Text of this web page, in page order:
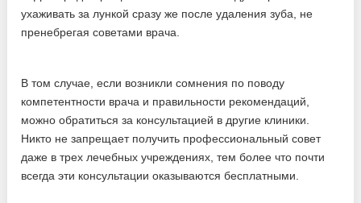
В том случае, если возникли сомнения по поводу
компетентности врача и правильности рекомендаций,
можно обратиться за консультацией в другие клиники.
Никто не запрещает получить профессиональный совет
даже в трех лечебных учреждениях, тем более что почти
всегда эти консультации оказываются бесплатными.